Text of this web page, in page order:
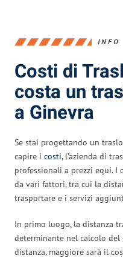
INFO
Costi di
costa un
a Ginevra
Se stai progettando un
capire i costi, l’azienda di
professionali a prezzi equi.
da vari fattori, tra cui la
trasportare e i servizi
In primo luogo, la distanza
determinante nel calcolo
distanza, maggiore sarà il